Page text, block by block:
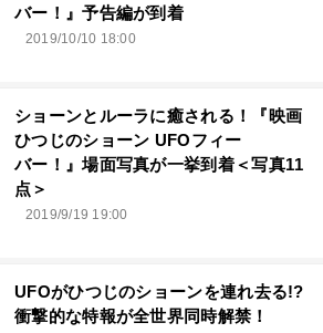
バー！』予告編が到着
2019/10/10 18:00
ショーンとルーラに癒される！『映画
ひつじのショーン UFOフィー
バー！』場面写真が一挙到着＜写真11
点＞
2019/9/19 19:00
UFOがひつじのショーンを連れ去る!?
衝撃的な特報が全世界同時解禁！